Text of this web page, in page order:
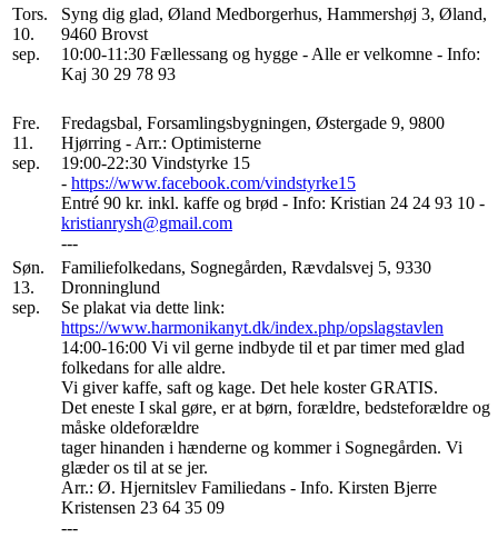
Tors.
10.
sep.
Syng dig glad, Øland Medborgerhus, Hammershøj 3, Øland,
9460 Brovst
10:00-11:30 Fællessang og hygge - Alle er velkomne - Info:
Kaj 30 29 78 93
Fre.
11.
sep.
Fredagsbal, Forsamlingsbygningen, Østergade 9, 9800
Hjørring - Arr.: Optimisterne
19:00-22:30 Vindstyrke 15
- https://www.facebook.com/vindstyrke15
Entré 90 kr. inkl. kaffe og brød - Info: Kristian 24 24 93 10 -
kristianrysh@gmail.com
---
Søn.
13.
sep.
Familiefolkedans, Sognegården, Rævdalsvej 5, 9330
Dronninglund
Se plakat via dette link:
https://www.harmonikanyt.dk/index.php/opslagstavlen
14:00-16:00 Vi vil gerne indbyde til et par timer med glad
folkedans for alle aldre.
Vi giver kaffe, saft og kage. Det hele koster GRATIS.
Det eneste I skal gøre, er at børn, forældre, bedsteforældre og
måske oldeforældre
tager hinanden i hænderne og kommer i Sognegården. Vi
glæder os til at se jer.
Arr.: Ø. Hjernitslev Familiedans - Info. Kirsten Bjerre
Kristensen 23 64 35 09
---